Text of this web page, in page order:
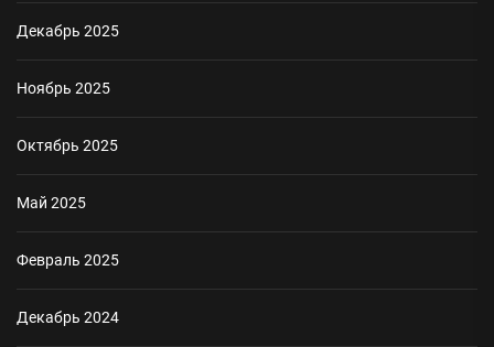
Декабрь 2025
Ноябрь 2025
Октябрь 2025
Май 2025
Февраль 2025
Декабрь 2024